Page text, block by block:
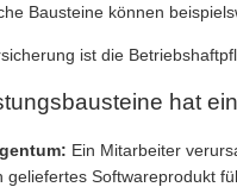
Bausteine können
ist die
hat
Ein Mitarbeiter
geliefertes Softwareprodukt